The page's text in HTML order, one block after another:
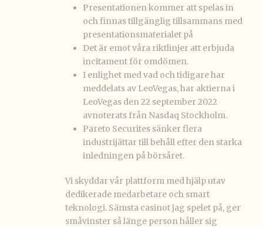
Presentationen kommer att spelas in
och finnas tillgänglig tillsammans med
presentationsmaterialet på
Det är emot våra riktlinjer att erbjuda
incitament för omdömen.
I enlighet med vad och tidigare har
meddelats av LeoVegas, har aktierna i
LeoVegas den 22 september 2022
avnoterats från Nasdaq Stockholm.
Pareto Securites sänker flera
industrijättar till behåll efter den starka
inledningen på börsåret.
Vi skyddar vår plattform med hjälp utav
dedikerade medarbetare och smart
teknologi. Sämsta casinot jag spelet på, ger
småvinster så länge person håller sig